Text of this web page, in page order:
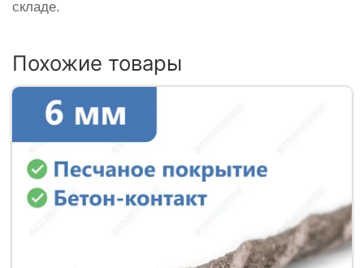
складе.
Похожие товары